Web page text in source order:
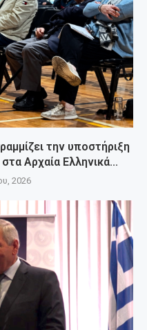
την υποστήριξη
Αρχαία Ελληνικά...
2026